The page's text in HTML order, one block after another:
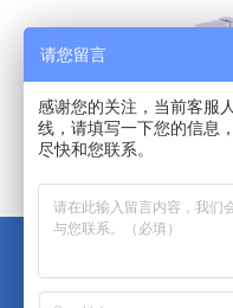
请您留言
感谢您的关注，当前客服
线，请填写一下您的信息
尽快和您联系。